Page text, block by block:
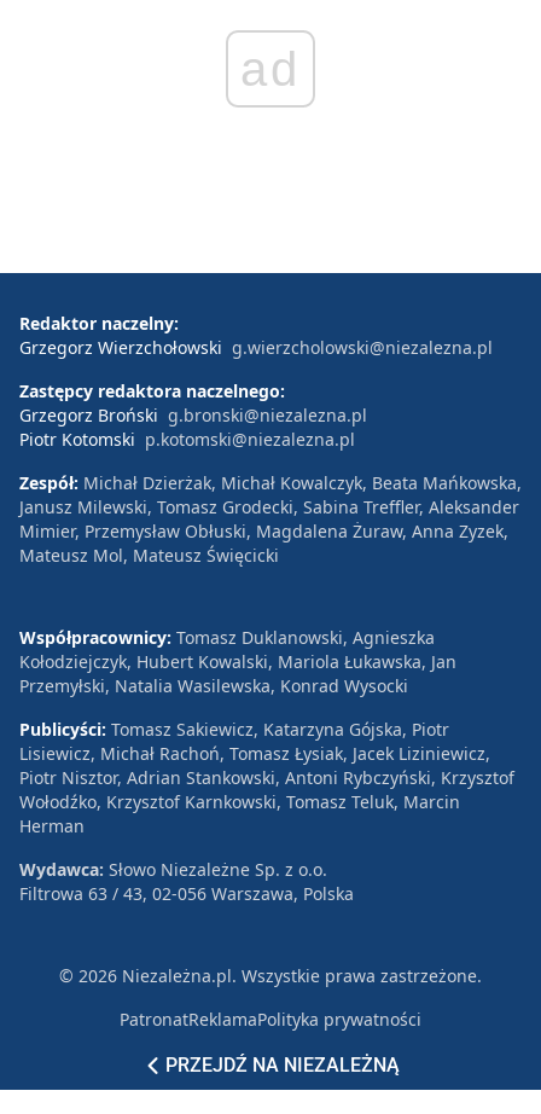
ad
PRZEJDŹ NA NIEZALEŻNĄ
Redaktor naczelny:
Grzegorz Wierzchołowski g.wierzcholowski@niezalezna.pl
Zastępcy redaktora naczelnego:
Grzegorz Broński g.bronski@niezalezna.pl
Piotr Kotomski p.kotomski@niezalezna.pl
Zespół: Michał Dzierżak, Michał Kowalczyk, Beata Mańkowska,
Janusz Milewski, Tomasz Grodecki, Sabina Treffler, Aleksander
Mimier, Przemysław Obłuski, Magdalena Żuraw, Anna Zyzek,
Mateusz Mol, Mateusz Święcicki
Współpracownicy: Tomasz Duklanowski, Agnieszka
Kołodziejczyk, Hubert Kowalski, Mariola Łukawska, Jan
Przemyłski, Natalia Wasilewska, Konrad Wysocki
Publicyści: Tomasz Sakiewicz, Katarzyna Gójska, Piotr
Lisiewicz, Michał Rachoń, Tomasz Łysiak, Jacek Liziniewicz,
Piotr Nisztor, Adrian Stankowski, Antoni Rybczyński, Krzysztof
Wołodźko, Krzysztof Karnkowski, Tomasz Teluk, Marcin
Herman
Wydawca: Słowo Niezależne Sp. z o.o.
Filtrowa 63 / 43, 02-056 Warszawa, Polska
© 2026 Niezależna.pl. Wszystkie prawa zastrzeżone.
PatronatReklamaPolityka prywatności